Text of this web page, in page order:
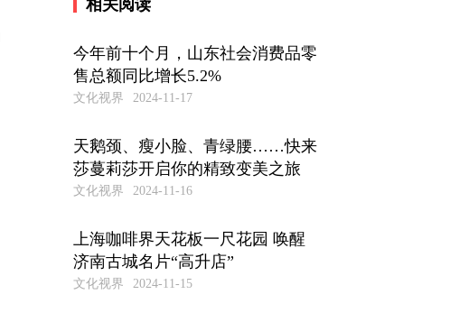
相关阅读
今年前十个月，山东社会消费品零
售总额同比增长5.2%
文化视界 2024-11-17
天鹅颈、瘦小脸、青绿腰……快来
莎蔓莉莎开启你的精致变美之旅
文化视界 2024-11-16
上海咖啡界天花板一尺花园 唤醒
济南古城名片“高升店”
文化视界 2024-11-15